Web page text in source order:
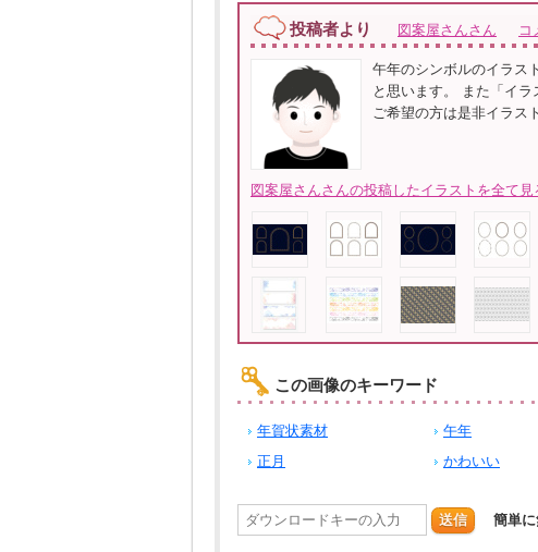
投稿者より 図案屋さんさん コ
午年のシンボルのイラス
と思います。 また「イ
ご希望の方は是非イラス
図案屋さんさんの投稿したイラストを全て見
この画像のキーワード
年賀状素材 午年
正月
かわいい
送信 簡単に